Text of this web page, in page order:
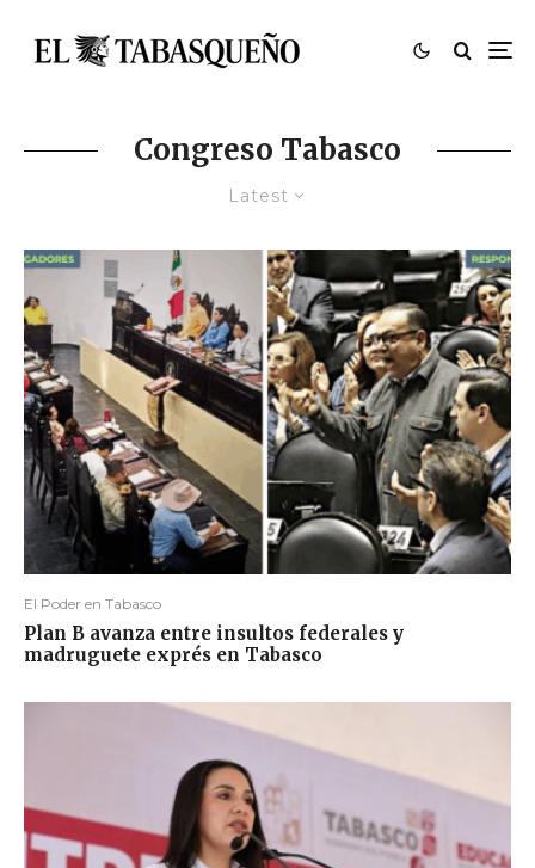
Congreso Tabasco
Latest
El Poder en Tabasco
Plan B avanza entre insultos federales y
madruguete exprés en Tabasco